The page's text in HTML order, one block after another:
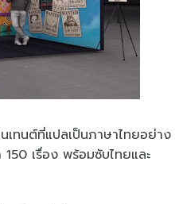
เทนต์ที่แปลเป็นภาษาไทยอย่าง
เรื่อง พร้อมซับไทยและ